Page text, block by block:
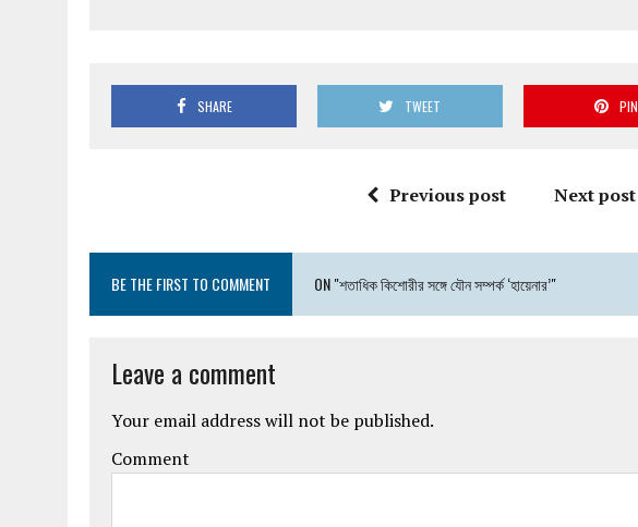
SHARE TWEET PIN
Previous post Next post
BE THE FIRST TO COMMENT ON "শতাধিক কিশোরীর সঙ্গে যৌন সম্পর্ক ‘হায়েনার’"
Leave a comment
Your email address will not be published.
Comment